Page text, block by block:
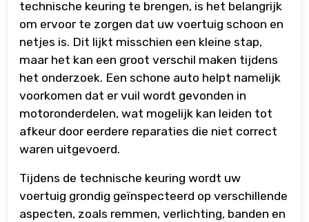
technische keuring te brengen, is het belangrijk
om ervoor te zorgen dat uw voertuig schoon en
netjes is. Dit lijkt misschien een kleine stap,
maar het kan een groot verschil maken tijdens
het onderzoek. Een schone auto helpt namelijk
voorkomen dat er vuil wordt gevonden in
motoronderdelen, wat mogelijk kan leiden tot
afkeur door eerdere reparaties die niet correct
waren uitgevoerd.
Tijdens de technische keuring wordt uw
voertuig grondig geïnspecteerd op verschillende
aspecten, zoals remmen, verlichting, banden en